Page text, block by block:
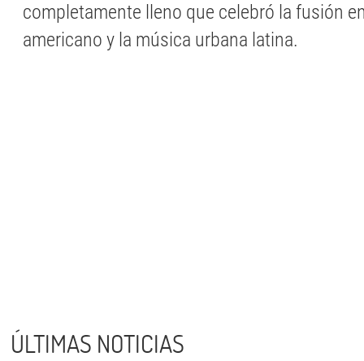
completamente lleno que celebró la fusión
americano y la música urbana latina.
ÚLTIMAS NOTICIAS